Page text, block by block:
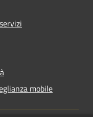
mobile